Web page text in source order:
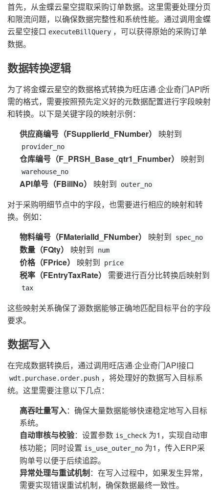
首先，从金蝶云星空提取采购订单数据。这里需要处理分页
和限流问题，以确保数据完整性和系统性能。通过调用金蝶
云星空接口 executeBillQuery ，可以获得原始的采购订单
数据。
数据转换逻辑
为了将金蝶云星空的数据格式转换为旺店通·企业奇门API所
需的格式，需要按照预先定义好的元数据配置进行字段映射
和转换。以下是关键字段的映射示例：
供应商编号（FSupplierId_FNumber）
映射到
provider_no
仓库编号（F_PRSH_Base_qtr1_Fnumber） 映射到
warehouse_no
API单号（FBillNo） 映射到 outer_no
对于采购明细节点中的字段，也需要进行相应的映射和转
换。例如：
物料编号（FMaterialId_FNumber）
映射到 spec_no
数量（FQty） 映射到 num
价格（FPrice） 映射到 price
税率（FEntryTaxRate） 需要进行百分比转换后映射到
tax
这些映射关系确保了源数据能够正确地匹配目标平台的字段
要求。
数据写入
在完成数据转换后，通过调用旺店通·企业奇门API接口
wdt.purchase.order.push ，将处理好的数据写入目标系
统。这里需要注意以下几点：
高吞吐量写入：确保大量数据能够快速稳定地写入目标
系统。
自动审核与校验：设置参数 is_check 为1，实现自动审
核功能；同时设置 is_use_outer_no 为1，传入ERP采
购单号以便于后续追踪。
异常处理与重试机制：在写入过程中，如果发生异常，
需要实现错误重试机制，确保数据最终一致性。